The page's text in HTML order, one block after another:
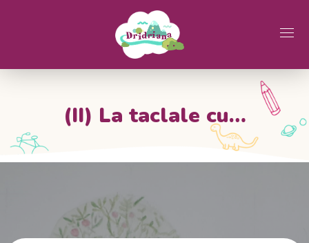
(II) La taclale cu…